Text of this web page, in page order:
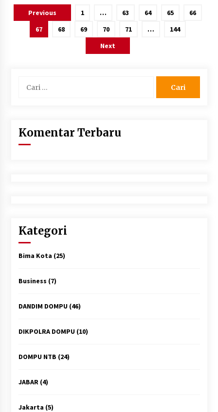
Paginasi
Previous 1 … 63 64 65
66
67
68 69 70 71 …
144
Next
untuk:
Komentar Terbaru
Kategori
Bima Kota (25)
Business (7)
DANDIM DOMPU(46)
DIKPOLRA DOMPU(10)
DOMPU NTB (24)
JABAR(4)
Jakarta (5)